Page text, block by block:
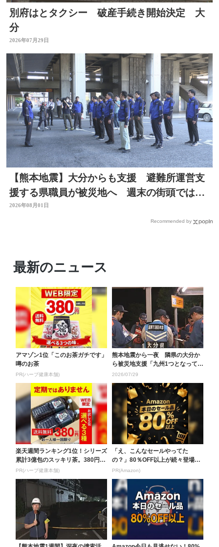
別府はとタクシー 破産手続き開始決定 大
分
2026年07月29日
【熊本地震】大分からも支援 避難所運営支
援する県職員が被災地へ 週末の街頭では募
金の呼びかけも
2026年08月01日
Recommended by
最新のニュース
アマゾン1位「このお茶ガチです」
噂のお茶
PR(ハーブ健康本舗)
熊本地震から一夜 隣県の大分か
ら被災地支援「九州1つとなって」
警察や消防、医師、...
2026/07/29
楽天週間ランキング1位！シリーズ
累計3億包のスッキリ茶。380円で
お試し
PR(ハーブ健康本舗)
「え、こんなセールやってた
の？」80％OFF以上が続々登場！
Amazonの本気が...
PR(Amazon)